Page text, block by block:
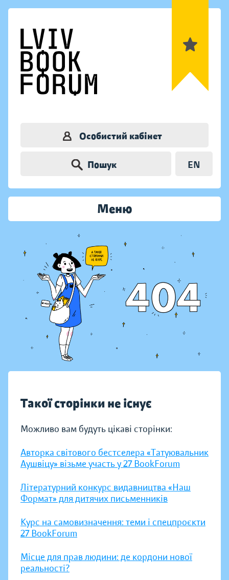
Особистий кабінет
Пошук EN
Меню
Такої сторінки не існує
Можливо вам будуть цікаві сторінки:
Авторка світового бестселера «Татуювальник
Аушвіцу» візьме участь у 27 BookForum
Літературний конкурс видавництва «Наш
Формат» для дитячих письменників
Курс на самовизначення: теми і спецпроєкти
27 BookForum
Місце для прав людини: де кордони нової
реальності?